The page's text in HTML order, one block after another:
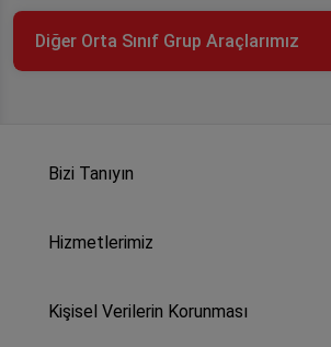
Diğer Orta Sınıf Grup Araçlarımız
Bizi Tanıyın
Hizmetlerimiz
Kişisel Verilerin Korunması